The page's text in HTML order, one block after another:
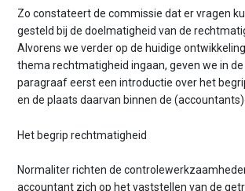
Zo constateert de commissie dat er vragen
gesteld bij de doelmatigheid van de
Alvorens we verder op de huidige
thema rechtmatigheid ingaan, geven we in
paragraaf eerst een introductie over het
en de plaats daarvan binnen de
Het begrip rechtmatigheid
Normaliter richten de
accountant zich op het vaststellen van de